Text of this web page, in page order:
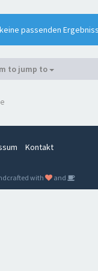
passenden
to jump to
Kontakt
with and